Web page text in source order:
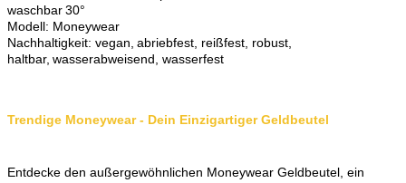
waschbar 30°
Modell: Moneywear
Nachhaltigkeit: vegan, abriebfest, reißfest, robust,
haltbar, wasserabweisend, wasserfest
Trendige Moneywear - Dein Einzigartiger Geldbeutel
Entdecke den außergewöhnlichen Moneywear Geldbeutel, ein